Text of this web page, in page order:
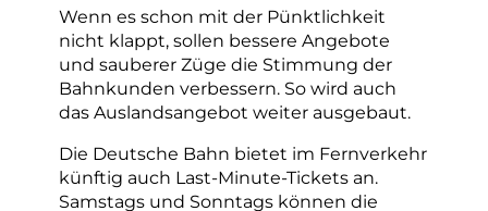
Wenn es schon mit der Pünktlichkeit
nicht klappt, sollen bessere Angebote
und sauberer Züge die Stimmung der
Bahnkunden verbessern. So wird auch
das Auslandsangebot weiter ausgebaut.
Die Deutsche Bahn bietet im Fernverkehr
künftig auch Last-Minute-Tickets an.
Samstags und Sonntags können die